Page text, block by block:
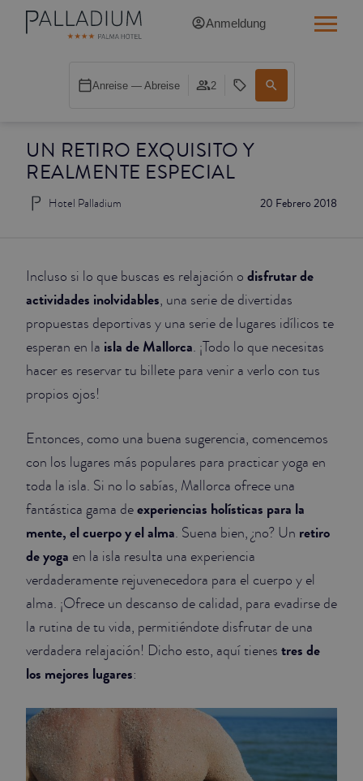
UN RETIRO EXQUISITO Y
REALMENTE ESPECIAL
20 Febrero 2018
Hotel Palladium
Incluso si lo que buscas es relajación o disfrutar de
actividades inolvidables, una serie de divertidas
propuestas deportivas y una serie de lugares idílicos te
esperan en la isla de Mallorca. ¡Todo lo que necesitas
hacer es reservar tu billete para venir a verlo con tus
propios ojos!
Entonces, como una buena sugerencia, comencemos
con los lugares más populares para practicar yoga en
toda la isla. Si no lo sabías, Mallorca ofrece una
fantástica gama deexperiencias holísticas para la
mente, el cuerpo y el alma. Suena bien, ¿no? Un retiro
de yoga en la isla resulta una experiencia
verdaderamente rejuvenecedora para el cuerpo y el
alma. ¡Ofrece un descanso de calidad, para evadirse de
la rutina de tu vida, permitiéndote disfrutar de una
verdadera relajación! Dicho esto, aquí tienes tres de
los mejores lugares:
Anmeldung
Anreise — Abreise 2
SINGLE BALCONY CATHEDRAL
DOUBLE WHITE
SUPERIOR
JUNIOR SUITES
SUITE